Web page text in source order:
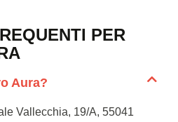
PER
Aura?
Vallecchia, 19/A, 55041